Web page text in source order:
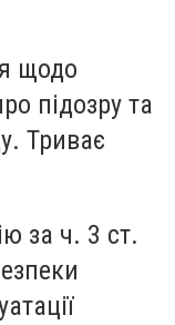
щодо
підозру та
Триває
за ч. 3 ст.